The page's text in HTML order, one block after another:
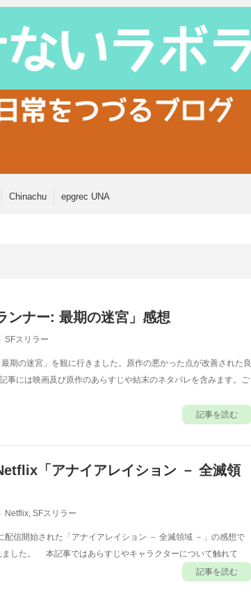
Chinachu epgrec UNA
ンナー: 最期の迷宮」感想
SFスリラー
期の迷宮」を観に行きました。原作の悪かった点が改善された良
には映画及び原作のあらすじや結末のネタバレを含みます。ご
記事を読む
「アナイアレイション － 全滅領
Netflix, SFスリラー
信開始された「アナイアレイション － 全滅領域 －」の感想で
ました。 本記事ではあらすじやキャラクターについて触れて
記事を読む